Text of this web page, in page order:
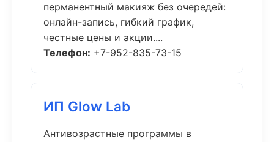
перманентный макияж без очередей:
онлайн-запись, гибкий график,
честные цены и акции....
Телефон: +7-952-835-73-15
ИП Glow Lab
Антивозрастные программы в